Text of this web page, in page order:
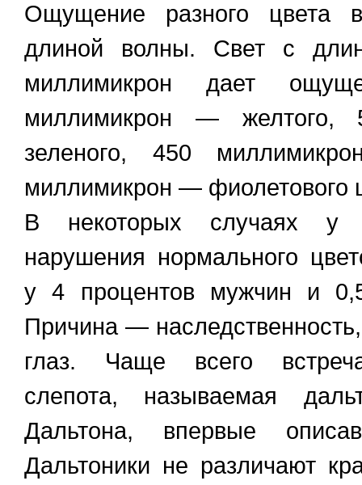
Ощущение разного цвета
длиной волны. Свет с
миллимикрон дает
миллимикрон —
зеленого, 450
миллимикрон — фиолетового
В некоторых случаях у
нарушения нормального
у 4 процентов мужчин и
Причина —
глаз. Чаще всего
слепота, называемая
Дальтона, впервые
Дальтоники не различают